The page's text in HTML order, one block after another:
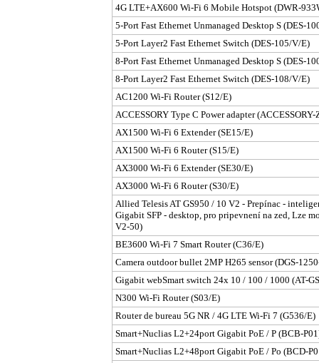
4G LTE+AX600 Wi-Fi 6 Mobile Hotspot (DWR-
5-Port Fast Ethernet Unmanaged Desktop S (DES-
5-Port Layer2 Fast Ethernet Switch (DES-105/V/E)
8-Port Fast Ethernet Unmanaged Desktop S (DES-
8-Port Layer2 Fast Ethernet Switch (DES-108/V/E)
AC1200 Wi-Fi Router (S12/E)
ACCESSORY Type C Power adapter
AX1500 Wi-Fi 6 Extender (SE15/E)
AX1500 Wi-Fi 6 Router (S15/E)
AX3000 Wi-Fi 6 Extender (SE30/E)
AX3000 Wi-Fi 6 Router (S30/E)
Allied Telesis AT GS950 / 10 V2 - Prepínac -
Gigabit SFP - desktop, pro pripevnení na zed, Lze
V2-50)
BE3600 Wi-Fi 7 Smart Router (C36/E)
Camera outdoor bullet 2MP H265 sensor (DGS-
Gigabit webSmart switch 24x 10 / 100 / 1000 (AT-
N300 Wi-Fi Router (S03/E)
Router de bureau 5G NR / 4G LTE Wi-Fi 7 (G536/E)
Smart+Nuclias L2+24port Gigabit PoE / P (BCB-
Smart+Nuclias L2+48port Gigabit PoE / Po (BCD-